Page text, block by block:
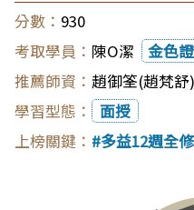
930
陳O潔
金色
趙御筌(趙梵舒)
面授
多益12週全